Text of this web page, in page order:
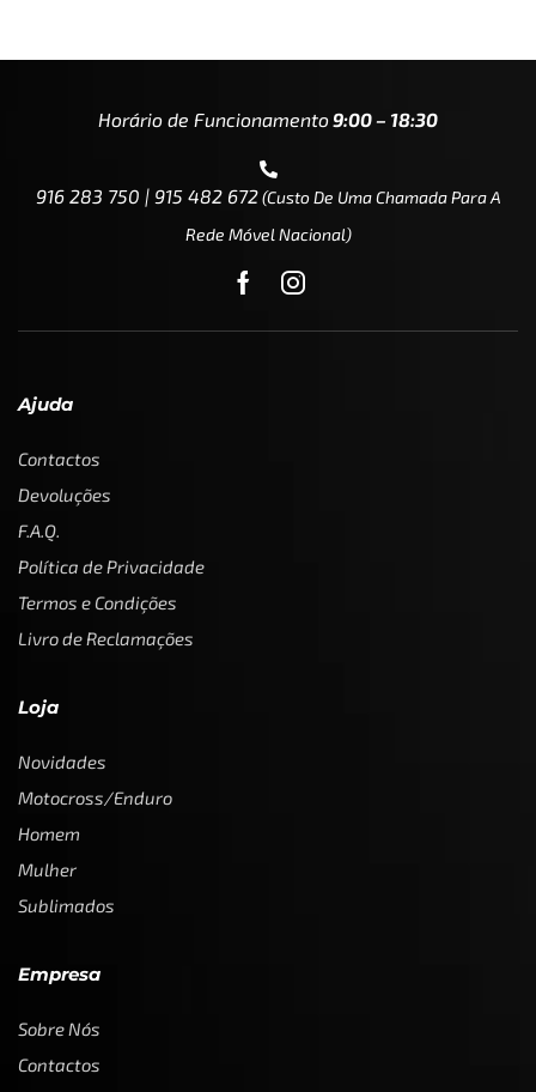
Horário de Funcionamento9:00 – 18:30
916 283 750 | 915 482 672(custo De Uma Chamada Para A
Rede Móvel Nacional)
Ajuda
Contactos
Devoluções
F.A.Q.
Política de Privacidade
Termos e Condições
Livro de Reclamações
Loja
Novidades
Motocross/Enduro
Homem
Mulher
Sublimados
Empresa
Sobre Nós
Contactos